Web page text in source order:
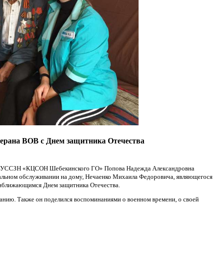
ВОВ с Днем защитника Отечества
«КЦСОН Шебекинского ГО» Попова Надежда Александровна
обслуживании на дому, Нечаенко Михаила Федоровича, являющегося
Днем защитника Отечества.
Также он поделился воспоминаниями о военном времени, о своей